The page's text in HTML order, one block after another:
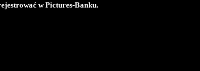
w Pictures-Banku.